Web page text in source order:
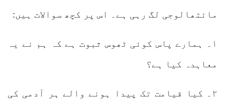
مائتھالوجی لگ رہی ہے۔ اس پر کچھ سوالات ہیں:
۱۔ ہمارے پاس کوئی ٹھوس ثبوت ہے کہ ہم نے یہ
معاہدہ کیا ہے؟
۲۔ کیا قیامت تک پیدا ہونے والے ہر آدمی کی